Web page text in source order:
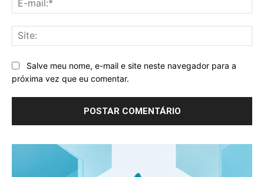
Salve meu nome, e-mail e site neste navegador para a
próxima vez que eu comentar.